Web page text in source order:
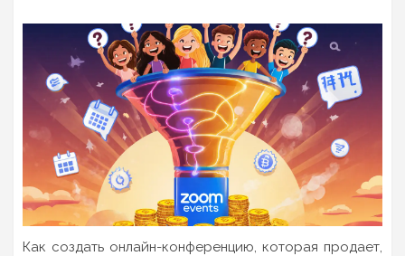
Как создать онлайн-конференцию, которая продает,